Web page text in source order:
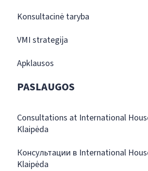
Konsultacinė taryba
VMI strategija
Apklausos
PASLAUGOS
Consultations at International
Klaipėda
Консультации в International
Klaipėda